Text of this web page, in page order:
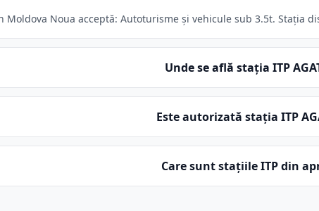
Moldova Noua acceptă: Autoturisme și vehicule sub 3.5t. Stația
Unde se află stația ITP
Este autorizată stația ITP
Care sunt stațiile ITP din